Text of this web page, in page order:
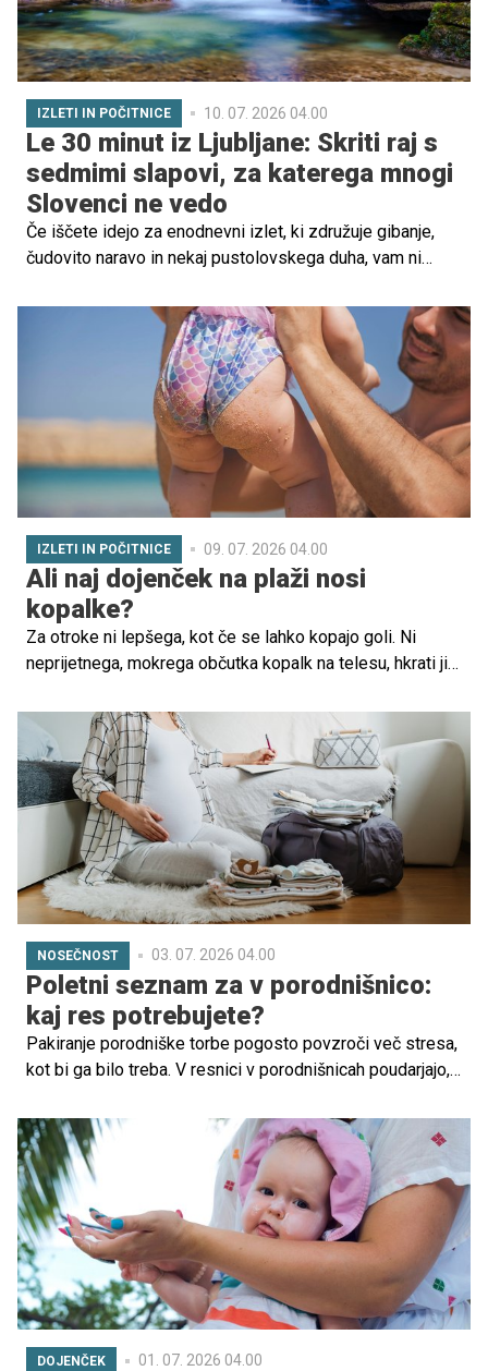
IZLETI IN POČITNICE 10. 07. 2026 04.00
Le 30 minut iz Ljubljane: Skriti raj s
sedmimi slapovi, za katerega mnogi
Slovenci ne vedo
Če iščete idejo za enodnevni izlet, ki združuje gibanje,
čudovito naravo in nekaj pustolovskega duha, vam ni
ena najbolj slikovitih naravnih poti v osrednji Sloveniji,
soteska Pekel pri Borovnici.
IZLETI IN POČITNICE 09. 07. 2026 04.00
Ali naj dojenček na plaži nosi
kopalke?
Za otroke ni lepšega, kot če se lahko kopajo goli. Ni
neprijetnega, mokrega občutka kopalk na telesu, hkrati jih
nevšečnosti, pa tudi vnetij. Preverite, katere težave lahko
preprečite, če zaščitite njihove intimne predele s
kopalkami ali plavalnimi pleničkami.
NOSEČNOST 03. 07. 2026 04.00
Poletni seznam za v porodnišnico:
kaj res potrebujete?
Pakiranje porodniške torbe pogosto povzroči več stresa,
kot bi ga bilo treba. V resnici v porodnišnicah poudarjajo,
mrežaste spodnjice, vložke, odejice) pogosto zagotovijo
že tam.
DOJENČEK 01. 07. 2026 04.00